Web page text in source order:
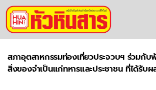
สภาอุตสาหกรรมท่องเที่ยวประจวบฯ ร่วมกั
สิ่งของจำเป็นแก่ทหารและประชาชน ที่ได้รับ